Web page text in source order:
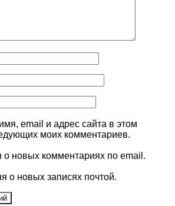
email и адрес сайта в этом
моих комментариев.
о новых комментариях по email.
о новых записях почтой.